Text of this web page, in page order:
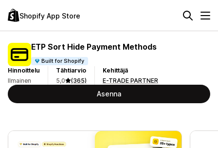
Shopify App Store
ETP Sort Hide Payment Methods
Built for Shopify
Hinnoittelu
Ilmainen
Tähtiarvio
5,0
(365)
Kehittäjä
E-TRADE PARTNER
Asenna